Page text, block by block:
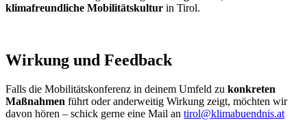
klimafreundliche Mobilitätskultur in Tirol.
Wirkung und Feedback
Falls die Mobilitätskonferenz in deinem Umfeld zu konkreten
Maßnahmen führt oder anderweitig Wirkung zeigt, möchten wir
davon hören – schick gerne eine Mail an tirol@klimabuendnis.at